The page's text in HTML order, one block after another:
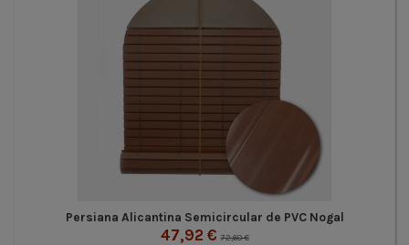
Persiana Alicantina Semicircular de PVC Nogal
47,92 €72,60 €